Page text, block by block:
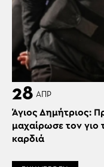
28 ΑΠΡ
Άγιος Δημήτριος:
μαχαίρωσε τον γιο
καρδιά